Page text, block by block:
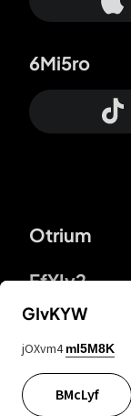
Otrium
FfYIy2
6Mi5ro
KIjvtr
GIvKYW
jOXvm4 mI5M8K
BMcLyf